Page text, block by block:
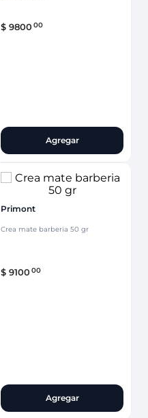
$ 980000
Agregar
Primont
Crea mate barberia 50 gr
$ 910000
Agregar